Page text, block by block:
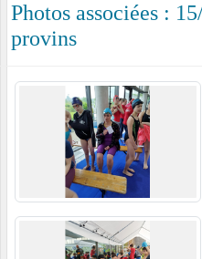
Photos associées :
provins